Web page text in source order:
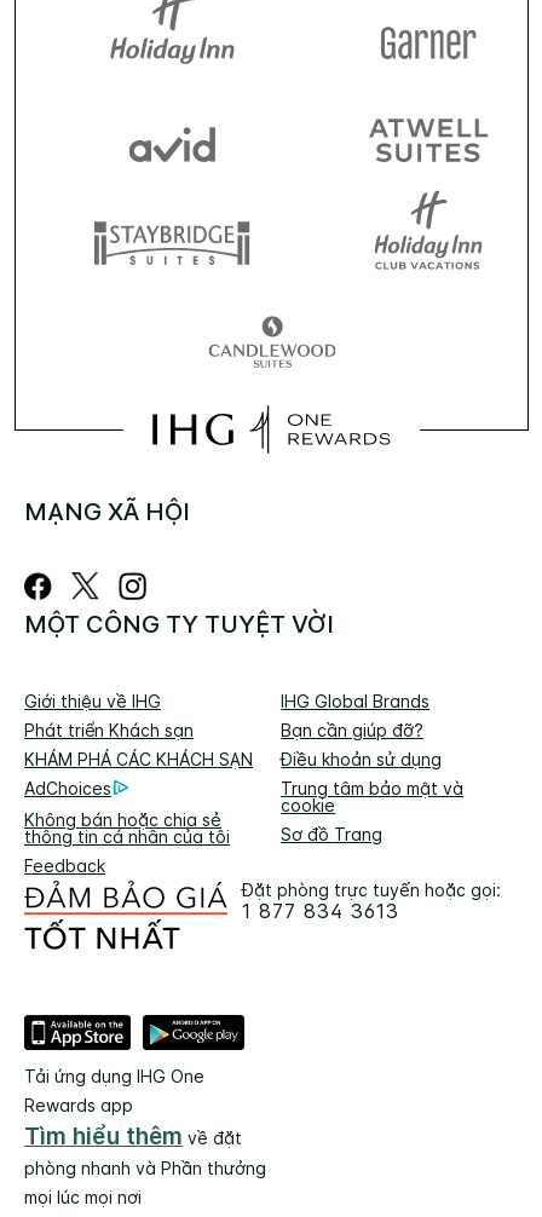
MẠNG XÃ HỘI
MỘT CÔNG TY TUYỆT VỜI
Giới thiệu về IHG
IHG Global Brands
Phát triển Khách sạn
Bạn cần giúp đỡ?
KHÁM PHÁ CÁC KHÁCH SẠN
Điều khoản sử dụng
AdChoices
Trung tâm bảo mật và
cookie
Không bán hoặc chia sẻ
thông tin cá nhân của tôi
Sơ đồ Trang
Feedback
Đặt phòng trực tuyến hoặc gọi:
1 877 834 3613
Tải ứng dụng IHG One
Rewards app
Tìm hiểu thêm về đặt
phòng nhanh và Phần thưởng
mọi lúc mọi nơi